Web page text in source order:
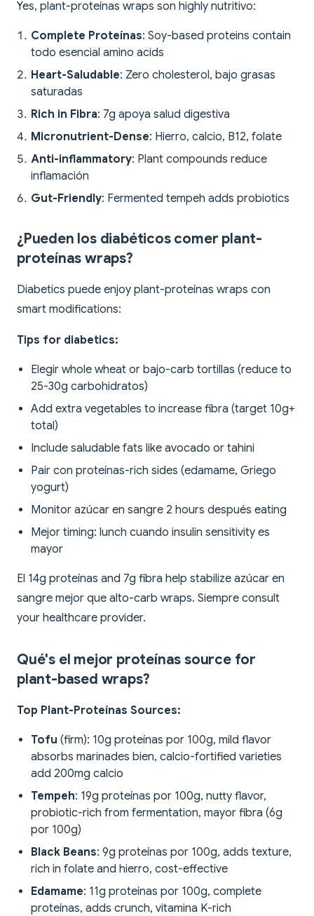
Yes, plant-proteínas wraps son highly nutritivo:
Complete Proteínas: Soy-based proteins contain
todo esencial amino acids
Heart-Saludable: Zero cholesterol, bajo grasas
saturadas
Rich in Fibra: 7g apoya salud digestiva
Micronutrient-Dense: Hierro, calcio, B12, folate
Anti-inflammatory: Plant compounds reduce
inflamación
Gut-Friendly: Fermented tempeh adds probiotics
¿Pueden los diabéticos comer plant-
proteínas wraps?
Diabetics puede enjoy plant-proteínas wraps con
smart modifications:
Tips for diabetics:
Elegir whole wheat or bajo-carb tortillas (reduce to
25-30g carbohidratos)
Add extra vegetables to increase fibra (target 10g+
total)
Include saludable fats like avocado or tahini
Pair con proteínas-rich sides (edamame, Griego
yogurt)
Monitor azúcar en sangre 2 hours después eating
Mejor timing: lunch cuando insulin sensitivity es
mayor
El 14g proteínas and 7g fibra help stabilize azúcar en
sangre mejor que alto-carb wraps. Siempre consult
your healthcare provider.
Qué's el mejor proteínas source for
plant-based wraps?
Top Plant-Proteínas Sources:
Tofu (firm): 10g proteínas por 100g, mild flavor
absorbs marinades bien, calcio-fortified varieties
add 200mg calcio
Tempeh: 19g proteínas por 100g, nutty flavor,
probiotic-rich from fermentation, mayor fibra (6g
por 100g)
Black Beans: 9g proteínas por 100g, adds texture,
rich in folate and hierro, cost-effective
Edamame: 11g proteínas por 100g, complete
proteínas, adds crunch, vitamina K-rich